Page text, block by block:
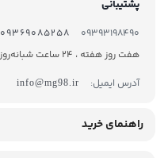
پشتیبانی
09393198490
09369085258
هفت روز هفته ، 24 ساعت شبانه‌روز پاسخگوی شما هستیم.
آدرس ایمیل:
info@mg98.ir
راهنمای خرید